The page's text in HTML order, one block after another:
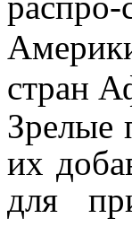
стран
Зрелые
их
для